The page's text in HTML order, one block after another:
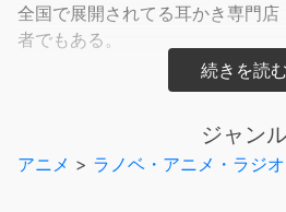
全国で展開されてる耳かき専門
者でもある。
あなたもそこの常連だが、彼女が
しかし、ここ最近は耳かきはおろ
ジャン
アニメ > ラノベ・アニメ・ラジ